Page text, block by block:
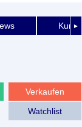
►
Verkaufen
Watchlist